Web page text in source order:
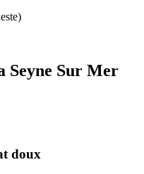
Seyne Sur Mer
doux